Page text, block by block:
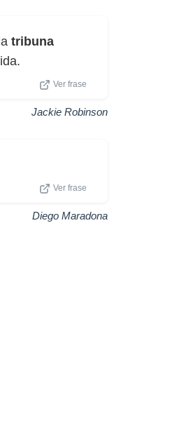
tribuna
Ver frase
Jackie Robinson
Ver frase
Diego Maradona